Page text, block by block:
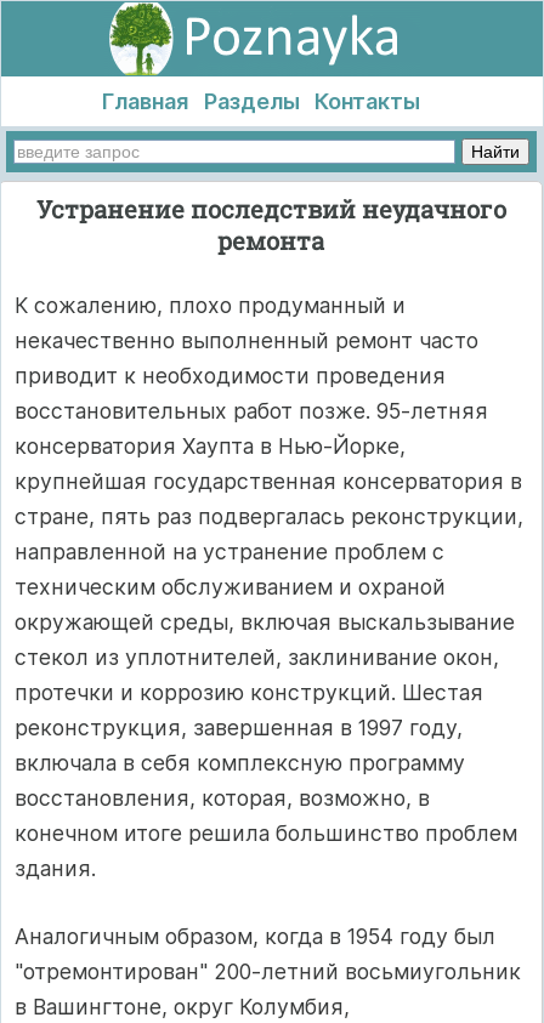
Главная Разделы Контакты
Устранение последствий неудачного
ремонта
К сожалению, плохо продуманный и
некачественно выполненный ремонт часто
приводит к необходимости проведения
восстановительных работ позже. 95-летняя
консерватория Хаупта в Нью-Йорке,
крупнейшая государственная консерватория в
стране, пять раз подвергалась реконструкции,
направленной на устранение проблем с
техническим обслуживанием и охраной
окружающей среды, включая выскальзывание
стекол из уплотнителей, заклинивание окон,
протечки и коррозию конструкций. Шестая
реконструкция, завершенная в 1997 году,
включала в себя комплексную программу
восстановления, которая, возможно, в
конечном итоге решила большинство проблем
здания.
Аналогичным образом, когда в 1954 году был
"отремонтирован" 200-летний восьмиугольник
в Вашингтоне, округ Колумбия,